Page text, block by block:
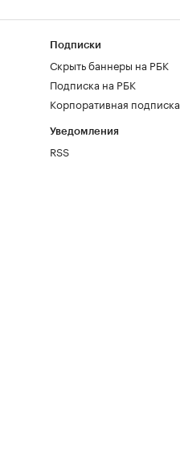
Подписки
Скрыть баннеры на РБК
Подписка на РБК
Корпоративная подписка
Уведомления
RSS